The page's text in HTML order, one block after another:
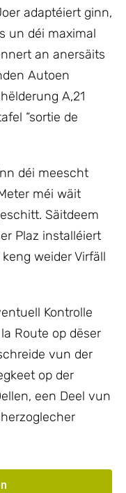
adaptéiert ginn,
un déi maximal
an anersäits
Autoen
A,21
“sortie de
déi meescht
méi wäit
Säitdeem
Plaz installéiert
weider Virfäll
Kontrolle
Route op dëser
vun der
op der
een Deel vun